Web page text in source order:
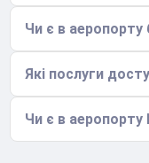
Чи є в аеропорту
Які послуги
Чи є в